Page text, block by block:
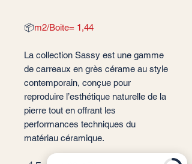
📦m2/Boite= 1,44
La collection Sassy est une gamme
de carreaux en grès cérame au style
contemporain, conçue pour
reproduire l’esthétique naturelle de la
pierre tout en offrant les
performances techniques du
matériau céramique.